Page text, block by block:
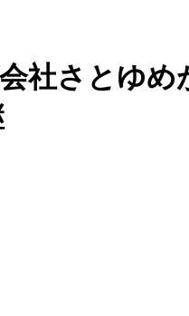
社さとゆ